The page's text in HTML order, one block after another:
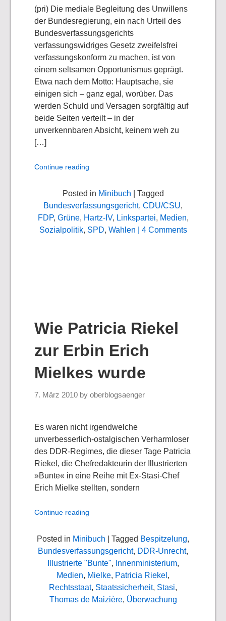
(pri) Die mediale Begleitung des Unwillens
der Bundesregierung, ein nach Urteil des
Bundesverfassungsgerichts
verfassungswidriges Gesetz zweifelsfrei
verfassungskonform zu machen, ist von
einem seltsamen Opportunismus geprägt.
Etwa nach dem Motto: Hauptsache, sie
einigen sich – ganz egal, worüber. Das
werden Schuld und Versagen sorgfältig auf
beide Seiten verteilt – in der
unverkennbaren Absicht, keinem weh zu
[…]
Continue reading
Posted in Minibuch | Tagged
Bundesverfassungsgericht, CDU/CSU,
FDP, Grüne, Hartz-IV, Linkspartei, Medien,
Sozialpolitik, SPD, Wahlen | 4 Comments
Wie Patricia Riekel
zur Erbin Erich
Mielkes wurde
7. März 2010 byoberblogsaenger
Es waren nicht irgendwelche
unverbesserlich-ostalgischen Verharmloser
des DDR-Regimes, die dieser Tage Patricia
Riekel, die Chefredakteurin der Illustrierten
»Bunte« in eine Reihe mit Ex-Stasi-Chef
Erich Mielke stellten, sondern
Continue reading
Posted in Minibuch | Tagged Bespitzelung,
Bundesverfassungsgericht, DDR-Unrecht,
Illustrierte "Bunte", Innenministerium,
Medien, Mielke, Patricia Riekel ,
Rechtsstaat, Staatssicherheit, Stasi,
Thomas de Maizière, Überwachung